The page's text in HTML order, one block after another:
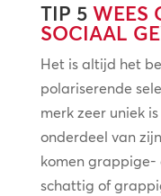
TIP 5 WEES
SOCIAAL
Het is altijd het
polariserende
merk zeer uniek
onderdeel van
komen grappige-
schattig of